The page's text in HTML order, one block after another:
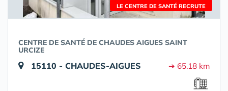
LE CENTRE DE SANTÉ RECRUTE
CENTRE DE SANTÉ DE CHAUDES AIGUES SAINT
URCIZE
15110 - CHAUDES-AIGUES ➔ 65.18 km